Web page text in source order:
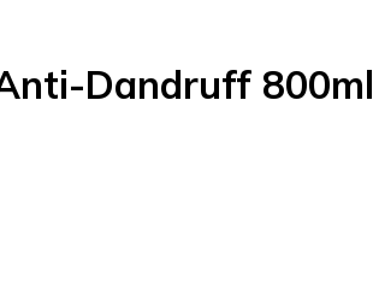
Dandruff 800ml